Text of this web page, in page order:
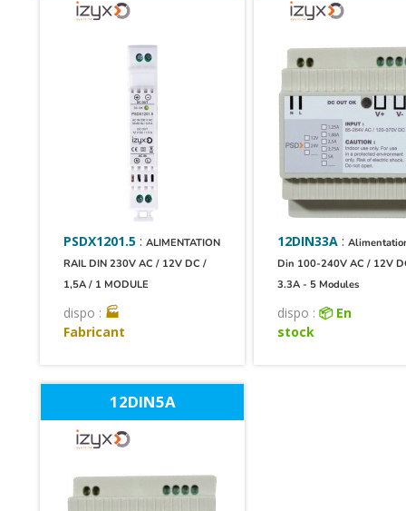
PSDX1201.5 :ALIMENTATION
RAIL DIN 230V AC / 12V DC /
1,5A / 1 MODULE
dispo : 🏭
Fabricant
12DIN33A :
Din 100-240V AC / 12V
3.3A - 5 Modules
dispo : 📦 En
stock
12DIN5A